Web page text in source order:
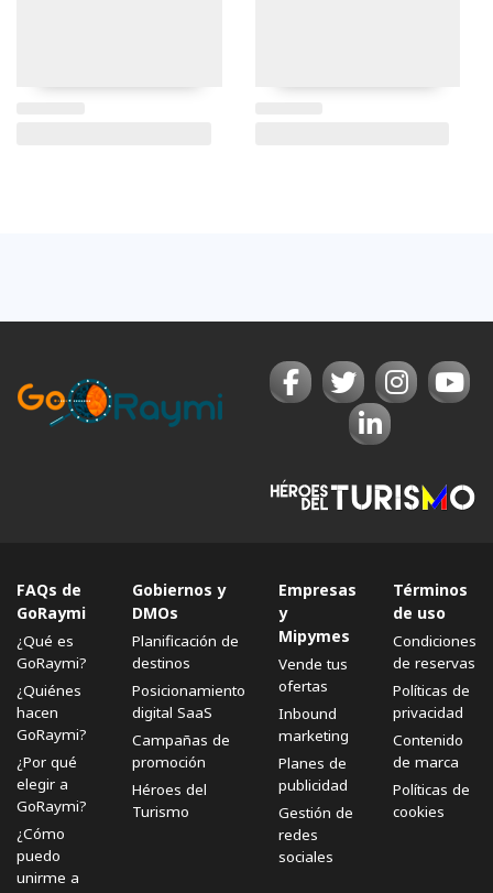
FAQs de
GoRaymi
¿Qué es
GoRaymi?
¿Quiénes
hacen
GoRaymi?
¿Por qué
elegir a
GoRaymi?
¿Cómo
puedo
unirme a
Gobiernos y
DMOs
Planificación de
destinos
Posicionamiento
digital SaaS
Campañas de
promoción
Héroes del
Turismo
Empresas
y
Mipymes
Vende tus
ofertas
Inbound
marketing
Planes de
publicidad
Gestión de
redes
sociales
Términos
de uso
Condiciones
de reservas
Políticas de
privacidad
Contenido
de marca
Políticas de
cookies